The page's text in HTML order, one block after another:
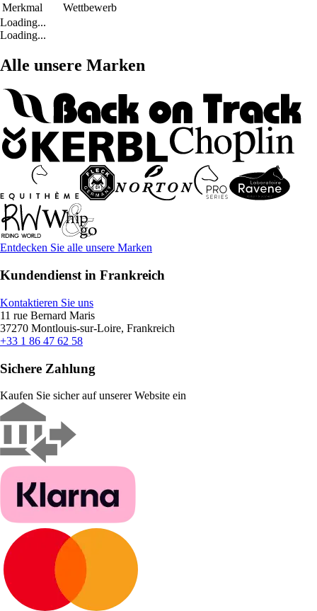
Merkmal
Wettbewerb
Loading...
Loading...
Alle unsere Marken
Entdecken Sie alle unsere Marken
Kundendienst in Frankreich
Kontaktieren Sie uns
11 rue Bernard Maris
37270 Montlouis-sur-Loire, Frankreich
+33 1 86 47 62 58
Sichere Zahlung
Kaufen Sie sicher auf unserer Website ein